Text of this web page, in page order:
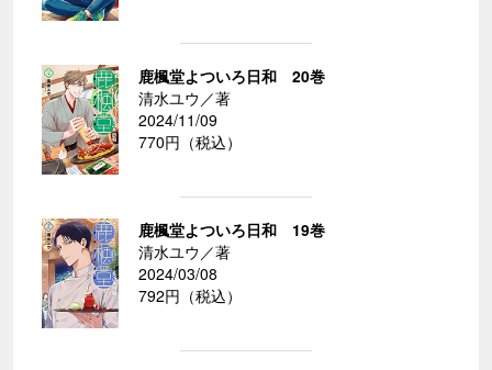
鹿楓堂よついろ日和 20巻
清水ユウ／著
2024/11/09
770円（税込）
鹿楓堂よついろ日和 19巻
清水ユウ／著
2024/03/08
792円（税込）